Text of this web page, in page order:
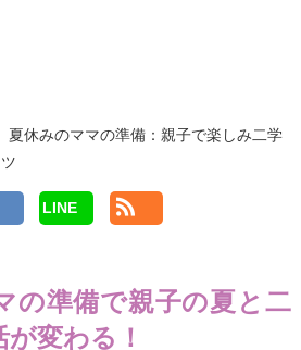
夏休みのママの準備：親子で楽しみ二学
LINE
の準備で親子の夏と二
変わる！